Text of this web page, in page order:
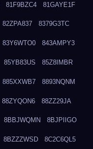
81F9BZC4 81GAYE1F
82ZPA837 8379G3TC
83Y6WTO0 843AMPY3
85YB83US 85Z8IMBR
885XXWB7 8893NQNM
88ZYQON6 88ZZ29JA
8BBJWQMN 8BJPIIGO
8BZZZWSD 8C2C6QL5